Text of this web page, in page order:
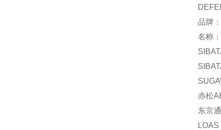
品牌
名称
赤松
东京